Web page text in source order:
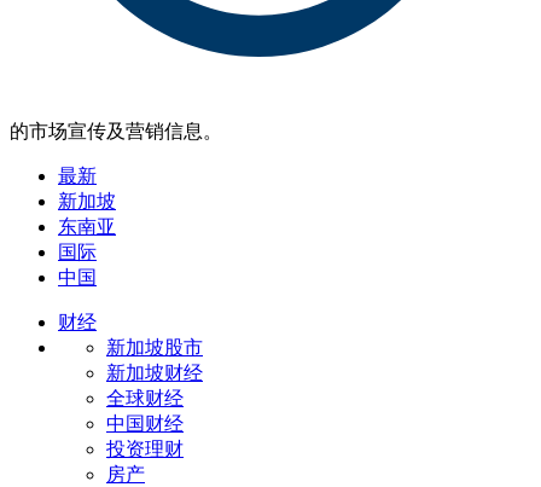
的市场宣传及营销信息。
最新
新加坡
东南亚
国际
中国
财经
新加坡股市
新加坡财经
全球财经
中国财经
投资理财
房产